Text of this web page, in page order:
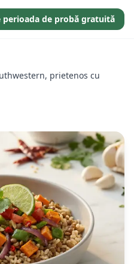
perioada de probă gratuită
prietenos cu